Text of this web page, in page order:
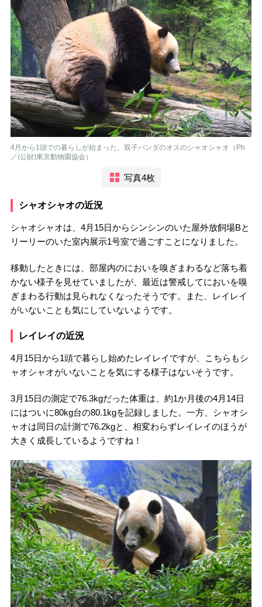
4月から1頭での暮らしが始まった、双子パンダのオスのシャオシャオ（Ph
／(公財)東京動物園協会）
写真4枚
シャオシャオの近況
シャオシャオは、4月15日からシンシンのいた屋外放飼場Bと
リーリーのいた室内展示1号室で過ごすことになりました。
移動したときには、部屋内のにおいを嗅ぎまわるなど落ち着
かない様子を見せていましたが、最近は警戒してにおいを嗅
ぎまわる行動は見られなくなったそうです。また、レイレイ
がいないことも気にしていないようです。
レイレイの近況
4月15日から1頭で暮らし始めたレイレイですが、こちらもシ
ャオシャオがいないことを気にする様子はないそうです。
3月15日の測定で76.3kgだった体重は、約1か月後の4月14日
にはついに80kg台の80.1kgを記録しました。一方、シャオシ
ャオは同日の計測で76.2kgと、相変わらずレイレイのほうが
大きく成長しているようですね！